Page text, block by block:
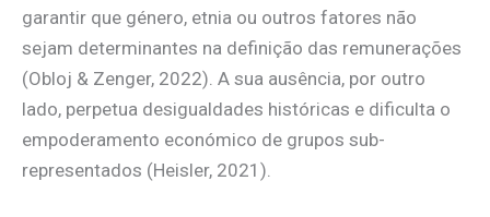
garantir que género, etnia ou outros fatores não
sejam determinantes na definição das remunerações
(Obloj & Zenger, 2022). A sua ausência, por outro
lado, perpetua desigualdades históricas e dificulta o
empoderamento económico de grupos sub-
representados (Heisler, 2021).